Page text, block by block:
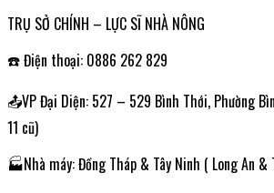
TRỤ SỞ CHÍNH – LỰC SĨ NHÀ NÔNG
☎️ Điện thoại: 0886 262 829
📤VP Đại Diện: 527 – 529 Bình Thới, Phường
11 cũ)
🏭Nhà máy: Đồng Tháp & Tây Ninh ( Long An &